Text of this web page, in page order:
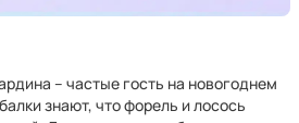
– частые гость на новогоднем
знают, что форель и лосось